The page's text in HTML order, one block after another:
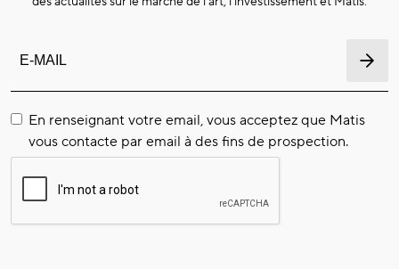
En renseignant votre email, vous acceptez que Matis
vous contacte par email à des fins de prospection.